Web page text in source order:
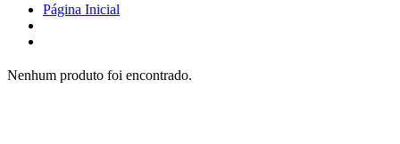
Página Inicial
Nenhum produto foi encontrado.